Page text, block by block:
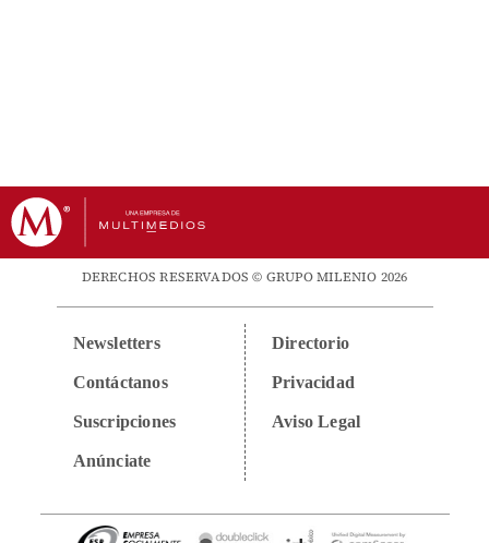
DERECHOS RESERVADOS © GRUPO MILENIO 2026
Newsletters
Contáctanos
Suscripciones
Anúnciate
Directorio
Privacidad
Aviso Legal